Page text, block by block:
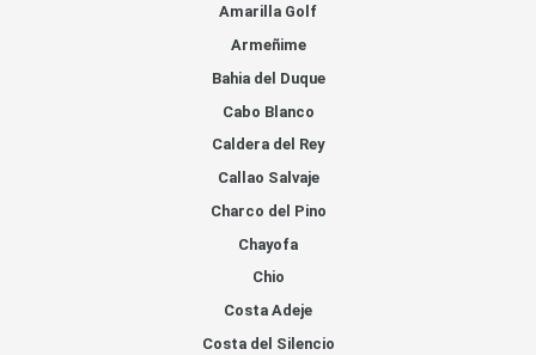
Amarilla Golf
Armeñime
Bahia del Duque
Cabo Blanco
Caldera del Rey
Callao Salvaje
Charco del Pino
Chayofa
Chio
Costa Adeje
Costa del Silencio